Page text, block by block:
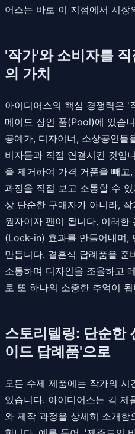
어스는 바로 이 지점에서 시장
'작가'와 소비자를
의 가치
아이디어스의 핵심 경쟁력은 '
메이드 장인 풀(Pool)에 있습
공예가, 디자이너, 소상공인들
비자들과 직접 연결시킨 것입
을 제거하여 가격 거품을 빼
과정을 직접 보고 소통할 수
상 단순한 구매자가 아니라,
원자이자 팬이 됩니다. 이러한
(Lock-in) 효과를 만들어내며,
만듭니다. 결혼식 답례품을 준
소통하며 디자인을 조율하고
로 또 하나의 소중한 추억이 됩
스토리텔링: 단순한
이드 답례품'으로
모든 수제 제품에는 작가의
있습니다. 아이디어스는 각 제
와 제작 과정을 상세히 소개함